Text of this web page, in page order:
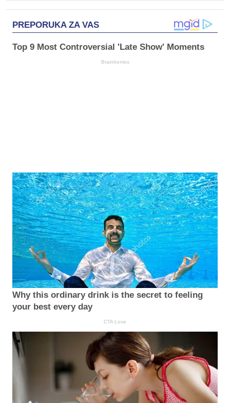
PREPORUKA ZA VAS
Top 9 Most Controversial 'Late Show' Moments
Brainberries
Why this ordinary drink is the secret to feeling
your best every day
CTA Love